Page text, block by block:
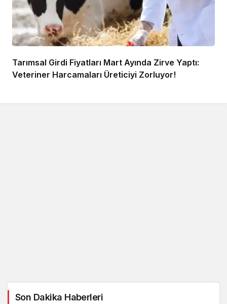
Tarımsal Girdi Fiyatları Mart Ayında Zirve Yaptı:
Veteriner Harcamaları Üreticiyi Zorluyor!
Son Dakika Haberleri